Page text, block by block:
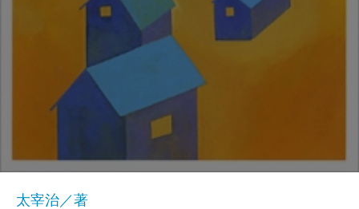
太宰治／著